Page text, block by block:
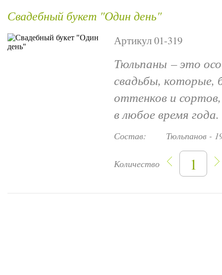
Свадебный букет "Один день"
Артикул 01-319
Тюльпаны – это
свадьбы, которые,
оттенков и
в любое время
Состав: Тюльпанов -
Количество